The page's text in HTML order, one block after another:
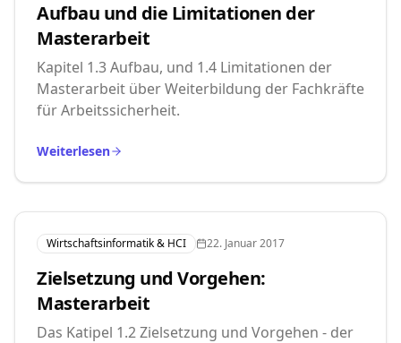
Aufbau und die Limitationen der
Masterarbeit
Kapitel 1.3 Aufbau, und 1.4 Limitationen der
Masterarbeit über Weiterbildung der Fachkräfte
für Arbeitssicherheit.
Weiterlesen
Wirtschaftsinformatik & HCI 22. Januar 2017
Zielsetzung und Vorgehen:
Masterarbeit
Das Katipel 1.2 Zielsetzung und Vorgehen - der